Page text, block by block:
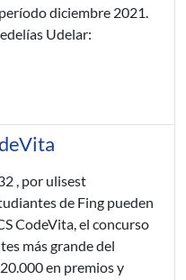
diciembre 2021.
Udelar:
, por ulisest
de Fing pueden
CodeVita, el concurso
más grande del
en premios y